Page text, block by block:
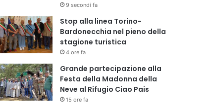
9 secondi fa
Stop alla linea Torino-
Bardonecchia nel pieno della
stagione turistica
4 ore fa
Grande partecipazione alla
Festa della Madonna della
Neve al Rifugio Ciao Pais
15 ore fa